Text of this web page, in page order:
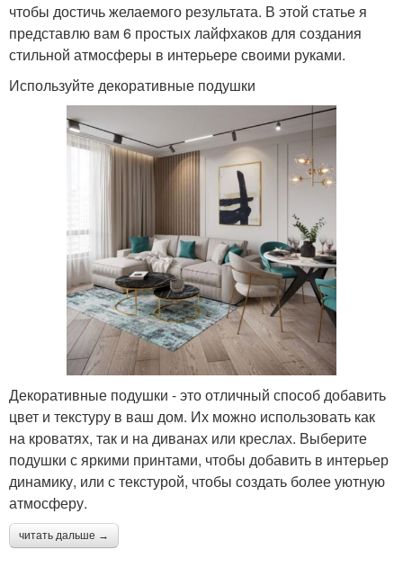
чтобы достичь желаемого результата. В этой статье я
представлю вам 6 простых лайфхаков для создания
стильной атмосферы в интерьере своими руками.
Используйте декоративные подушки
Декоративные подушки - это отличный способ добавить
цвет и текстуру в ваш дом. Их можно использовать как
на кроватях, так и на диванах или креслах. Выберите
подушки с яркими принтами, чтобы добавить в интерьер
динамику, или с текстурой, чтобы создать более уютную
атмосферу.
читать дальше →